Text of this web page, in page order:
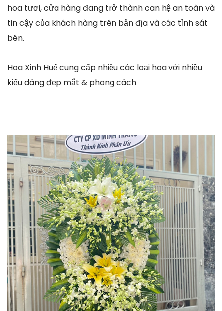
hoa tươi, cửa hàng đang trở thành can hệ an toàn và
tin cậy của khách hàng trên bản địa và các tỉnh sát
bên.
Hoa Xinh Huế cung cấp nhiều các loại hoa với nhiều
kiểu dáng đẹp mắt & phong cách